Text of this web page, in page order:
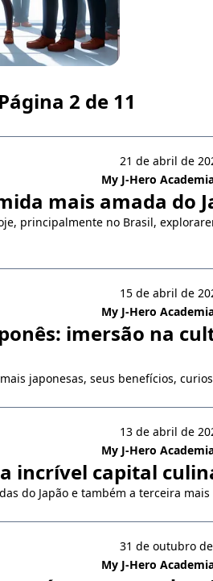
Página 2 de 11
21 de abril de
My J-Hero
mais amada do
principalmente no Brasil,
15 de abril de
My J-Hero
imersão na
japonesas, seus benefícios,
13 de abril de
My J-Hero
incrível capital
do Japão e também a terceira
31 de outubro
My J-Hero